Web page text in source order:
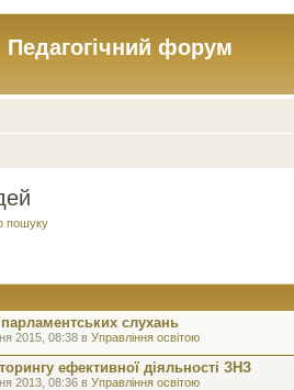
Педагогічний форум
пошуку
слухань
2015, 08:38 в Управління освітою
ефективної діяльності ЗНЗ
2013, 08:36 в Управління освітою